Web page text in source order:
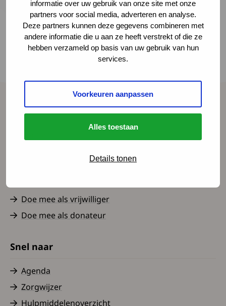
informatie over uw gebruik van onze site met onze
partners voor social media, adverteren en analyse.
Deze partners kunnen deze gegevens combineren met
andere informatie die u aan ze heeft verstrekt of die ze
hebben verzameld op basis van uw gebruik van hun
services.
Voorkeuren aanpassen
Alles toestaan
Details tonen
Op 17 januari 2023 promoveerde dr. Alex Doets
op haar proefschrift getiteld “Regional variation
in diagnosis, prognosis and treatment of
Guillain-Barré syndrome”.
Spierziekten Nederland
Doe mee als vrijwilliger
Doe mee als donateur
Snel naar
Agenda
Zorgwijzer
Hulpmiddelenoverzicht